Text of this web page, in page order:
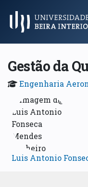
Menu
Gestão da
Engenharia
Luis Antonio